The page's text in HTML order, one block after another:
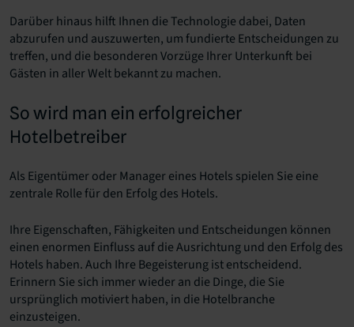
Darüber hinaus hilft Ihnen die Technologie dabei, Daten
abzurufen und auszuwerten, um fundierte Entscheidungen zu
treffen, und die besonderen Vorzüge Ihrer Unterkunft bei
Gästen in aller Welt bekannt zu machen.
So wird man ein erfolgreicher
Hotelbetreiber
Als Eigentümer oder Manager eines Hotels spielen Sie eine
zentrale Rolle für den Erfolg des Hotels.
Ihre Eigenschaften, Fähigkeiten und Entscheidungen können
einen enormen Einfluss auf die Ausrichtung und den Erfolg des
Hotels haben. Auch Ihre Begeisterung ist entscheidend.
Erinnern Sie sich immer wieder an die Dinge, die Sie
ursprünglich motiviert haben, in die Hotelbranche
einzusteigen.